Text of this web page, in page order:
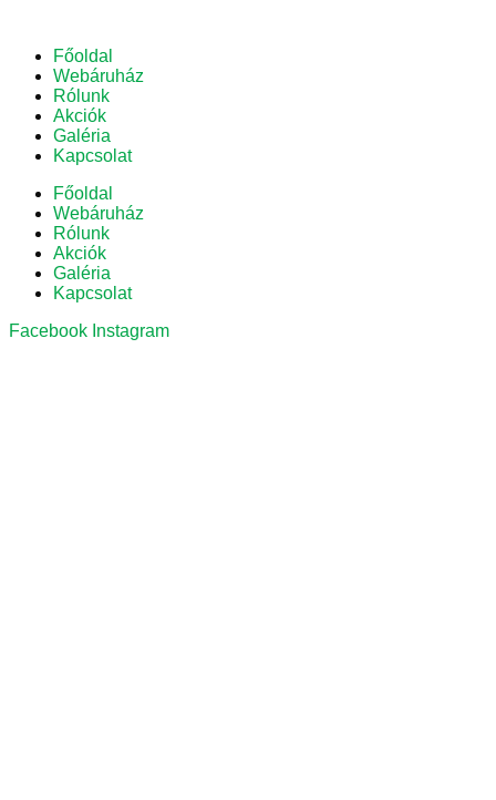
Főoldal
Webáruház
Rólunk
Akciók
Galéria
Kapcsolat
Főoldal
Webáruház
Rólunk
Akciók
Galéria
Kapcsolat
Facebook Instagram